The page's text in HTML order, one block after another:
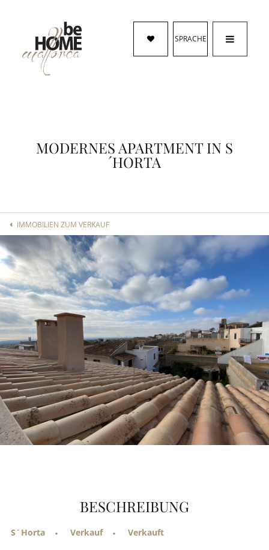
SPRACHE
MODERNES APARTMENT IN S
´HORTA
IMMOBILIEN ZUM VERKAUF
BESCHREIBUNG
S´Horta Verkauf Verkauft